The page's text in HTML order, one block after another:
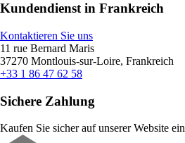
Kundendienst in Frankreich
Kontaktieren Sie uns
11 rue Bernard Maris
37270 Montlouis-sur-Loire, Frankreich
+33 1 86 47 62 58
Sichere Zahlung
Kaufen Sie sicher auf unserer Website ein